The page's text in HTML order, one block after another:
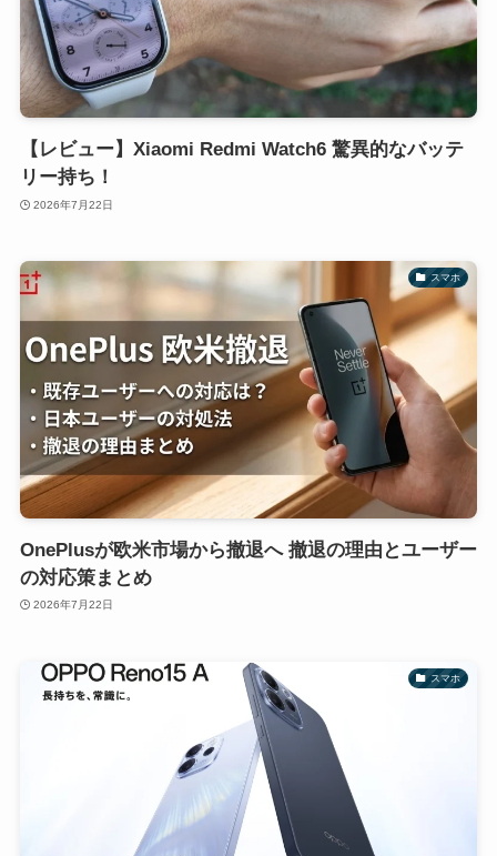
【レビュー】Xiaomi Redmi Watch6 驚異的なバッテ
リー持ち！
2026年7月22日
スマホ
OnePlusが欧米市場から撤退へ 撤退の理由とユーザー
の対応策まとめ
2026年7月22日
スマホ